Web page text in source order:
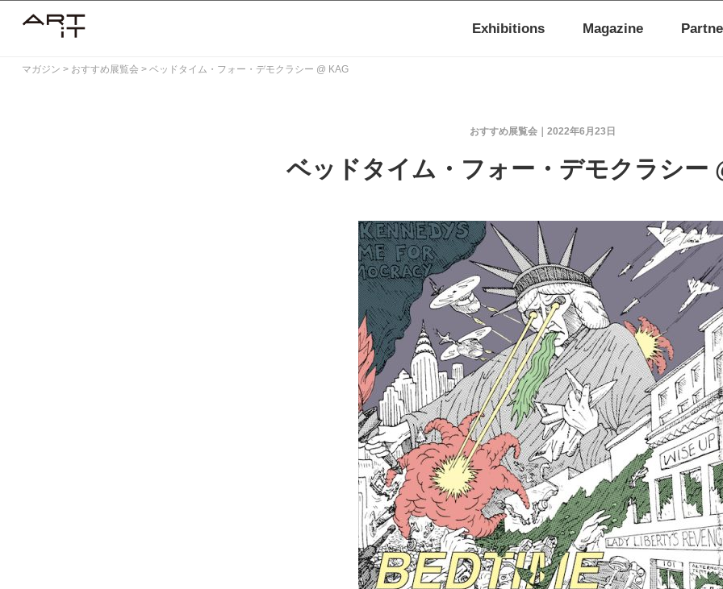
Exhibitions Magazine
マガジン > おすすめ展覧会 > ベッドタイム・フォー・デモクラシー @ KAG
2022年6月23日
おすすめ展覧会
ベッドタイム・フォー・デモクラシー